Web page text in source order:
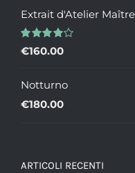
Extrait d'Atelier
Valutato
4.00
€160.00
Notturno
€180.00
ARTICOLI RECENTI